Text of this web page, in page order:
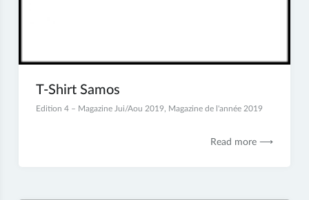
T-Shirt Samos
13
Edition 4 – Magazine Jui/Aou 2019, Magazine de l'année 2019
Read more ⟶